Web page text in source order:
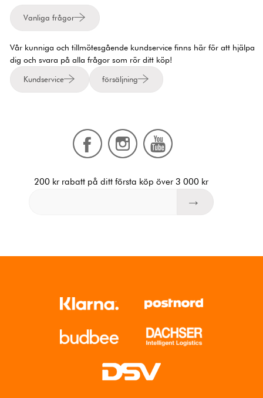
Vanliga frågor
Vår kunniga och tillmötesgående kundservice finns här för att hjälpa
dig och svara på alla frågor som rör ditt köp!
Kundservice försäljning
200 kr rabatt på ditt första köp över 3 000 kr